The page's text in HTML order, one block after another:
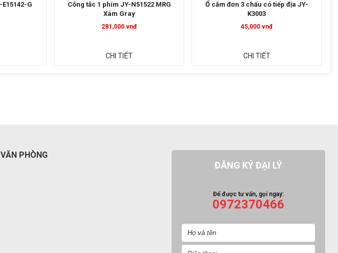
MRG
Ổ cắm đơn 3 chấu có tiếp địa JY-
K3003
45,000 vnđ
CHI TIẾT
Chiết áp quạt + Công tắc 2 phím 2
chiều JY- P55292
210,000 vnđ
CHI TIẾT
VĂN PHÒNG
ĐĂNG KÝ ĐẠI LÝ
Để được tư vấn, gọi ngay:
0972370466